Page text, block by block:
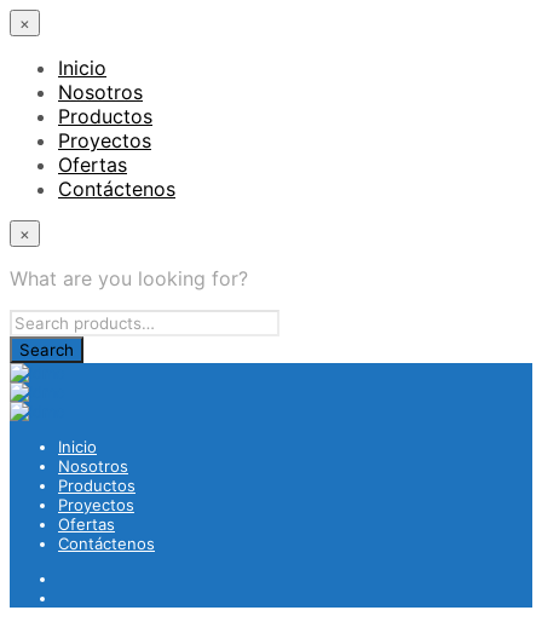
×
Inicio
Nosotros
Productos
Proyectos
Ofertas
Contáctenos
×
What are you looking for?
Inicio
Nosotros
Productos
Proyectos
Ofertas
Contáctenos